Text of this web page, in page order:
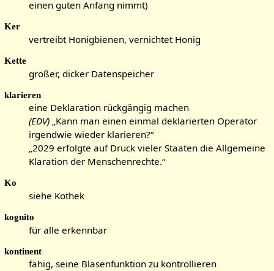
einen guten Anfang nimmt)
Ker
vertreibt Honigbienen, vernichtet Honig
Kette
großer, dicker Datenspeicher
klarieren
eine Deklaration rückgängig machen
(EDV)„Kann man einen einmal deklarierten Operator
irgendwie wieder klarieren?“
„2029 erfolgte auf Druck vieler Staaten die Allgemeine
Klaration der Menschenrechte.“
Ko
siehe Kothek
kognito
für alle erkennbar
kontinent
fähig, seine Blasenfunktion zu kontrollieren